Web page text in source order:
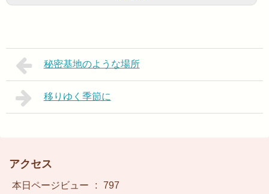
秘密基地のような場所
移りゆく季節に
アクセス
本日ページビュー :
797